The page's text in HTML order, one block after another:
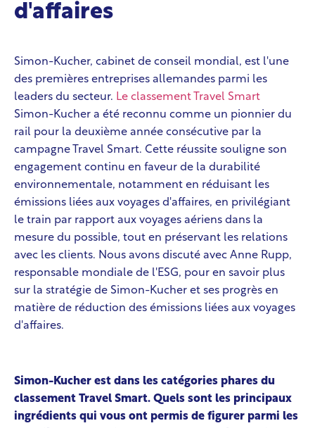
d'affaires
Simon-Kucher, cabinet de conseil mondial, est l'une
des premières entreprises allemandes parmi les
leaders du secteur. Le classement Travel Smart
Simon-Kucher a été reconnu comme un pionnier du
rail pour la deuxième année consécutive par la
campagne Travel Smart. Cette réussite souligne son
engagement continu en faveur de la durabilité
environnementale, notamment en réduisant les
émissions liées aux voyages d'affaires, en privilégiant
le train par rapport aux voyages aériens dans la
mesure du possible, tout en préservant les relations
avec les clients. Nous avons discuté avec Anne Rupp,
responsable mondiale de l'ESG, pour en savoir plus
sur la stratégie de Simon-Kucher et ses progrès en
matière de réduction des émissions liées aux voyages
d'affaires.
Simon-Kucher est dans les catégories phares du
classement Travel Smart. Quels sont les principaux
ingrédients qui vous ont permis de figurer parmi les